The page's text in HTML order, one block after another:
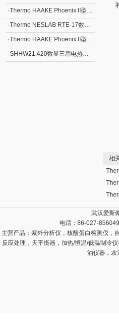
·Thermo HAAKE Phoenix II型P1-C35P制冷水浴
·Thermo NESLAB RTE-17数字控制器I型制冷水浴
·Thermo HAAKE Phoenix II型P1-C40P制冷水浴
·SHHW21.420数显三用电热恒温水箱
相
武汉爱斯
电话：86-027-
主营产品： 紫外分析仪，核酸蛋白检测仪，
反应处理，天平衡器，加热/恒温/低温制冷
油仪器，农